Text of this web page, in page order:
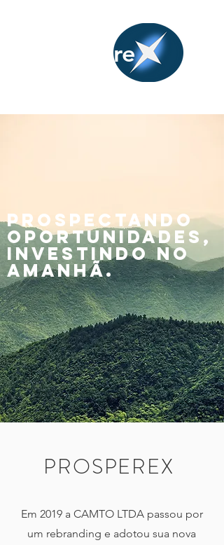
Empreendimentos
prospere
PROSPECTANDO
OPORTUNIDADES,
INVESTINDO NO
AMANHÃ.
PROSPEREX
Em 2019 a CAMTO LTDA passou por
um rebranding e adotou sua nova